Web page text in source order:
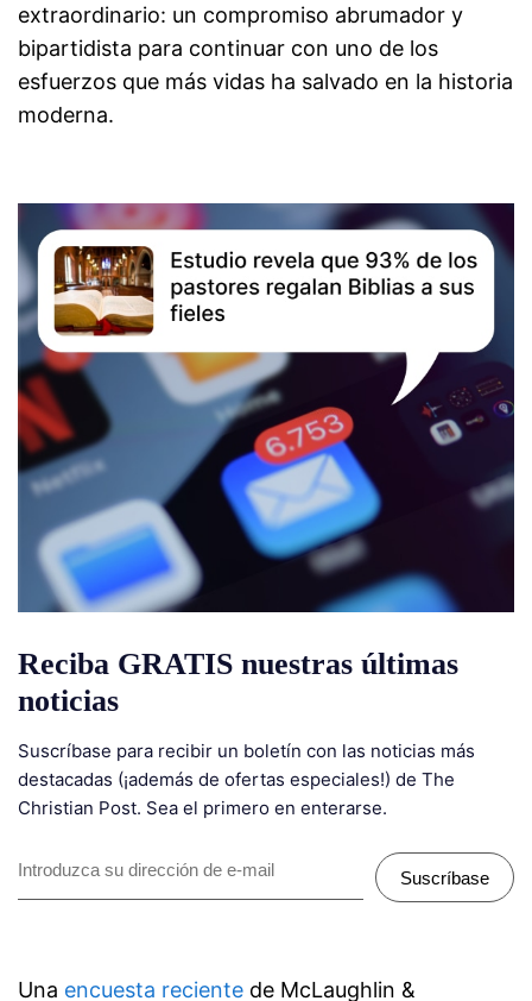
extraordinario: un compromiso abrumador y
bipartidista para continuar con uno de los
esfuerzos que más vidas ha salvado en la historia
moderna.
Reciba GRATIS nuestras últimas
noticias
Suscríbase para recibir un boletín con las noticias más
destacadas (¡además de ofertas especiales!) de The
Christian Post. Sea el primero en enterarse.
Suscríbase
Una encuesta reciente de McLaughlin &